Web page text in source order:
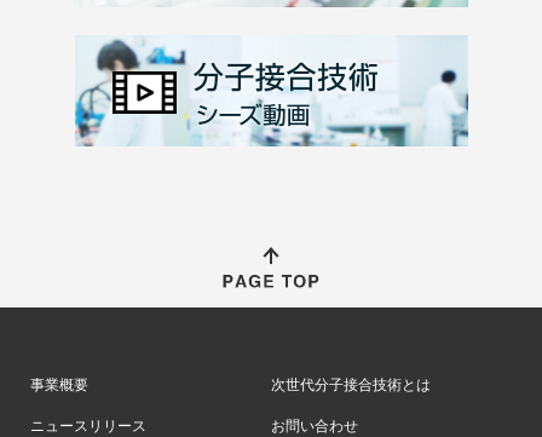
事業概要 次世代分子接合技術とは
ニュースリリース お問い合わせ